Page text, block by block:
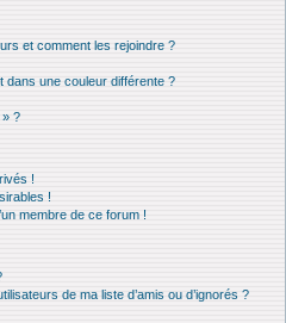
et comment les rejoindre ?
dans une couleur différente ?
» ?
!
!
membre de ce forum !
de ma liste d’amis ou d’ignorés ?